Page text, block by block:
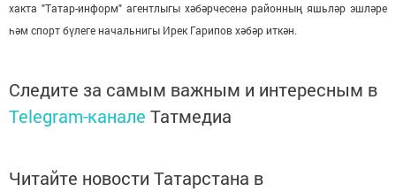
хакта "Татар-информ" агентлыгы хәбәрчесенә районның яшьләр эшләре
һәм спорт бүлеге начальнигы Ирек Гарипов хәбәр иткән.
Следите за самым важным и интересным в
Telegram-канале Татмедиа
Читайте новости Татарстана в